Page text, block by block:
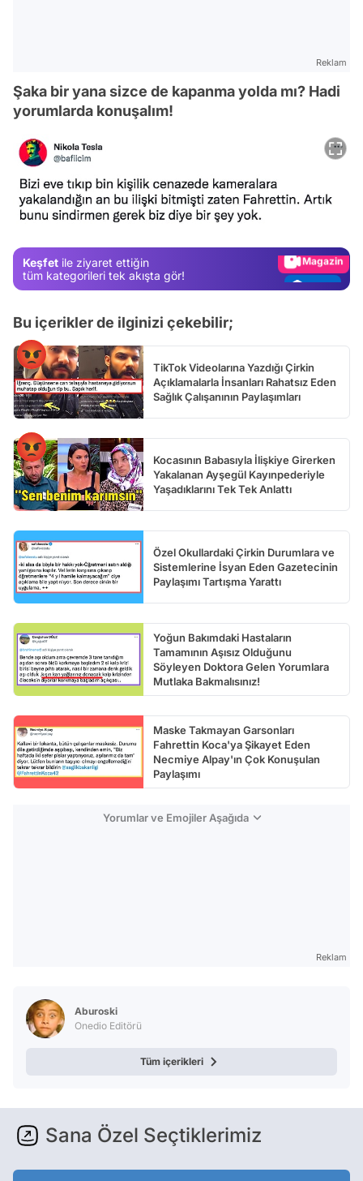
Reklam
Şaka bir yana sizce de kapanma yolda mı? Hadi
yorumlarda konuşalım!
Keşfet ile ziyaret ettiğin
tüm kategorileri tek akışta gör!
Video
Video
Bu içerikler de ilginizi çekebilir;
TikTok Videolarına Yazdığı Çirkin
Açıklamalarla İnsanları Rahatsız Eden
Sağlık Çalışanının Paylaşımları
Kocasının Babasıyla İlişkiye Girerken
Yakalanan Ayşegül Kayınpederiyle
Yaşadıklarını Tek Tek Anlattı
Özel Okullardaki Çirkin Durumlara ve
Sistemlerine İsyan Eden Gazetecinin
Paylaşımı Tartışma Yarattı
Yoğun Bakımdaki Hastaların
Tamamının Aşısız Olduğunu
Söyleyen Doktora Gelen Yorumlara
Mutlaka Bakmalısınız!
Maske Takmayan Garsonları
Fahrettin Koca'ya Şikayet Eden
Necmiye Alpay'ın Çok Konuşulan
Paylaşımı
Yorumlar ve Emojiler Aşağıda
Reklam
Aburoski
Onedio Editörü
Tüm içerikleri
Sana Özel Seçtiklerimiz